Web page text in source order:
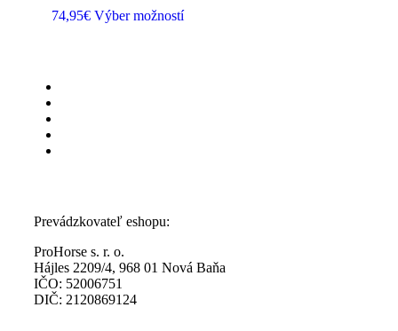
74,95€ Výber možností
Prevádzkovateľ eshopu:
ProHorse s. r. o.
Hájles 2209/4, 968 01 Nová Baňa
IČO: 52006751
DIČ: 2120869124